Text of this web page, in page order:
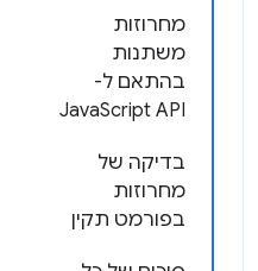
מחרוזות
משתנות
בהתאם ל-
JavaScript API
בדיקה של
מחרוזות
בפורמט תקין